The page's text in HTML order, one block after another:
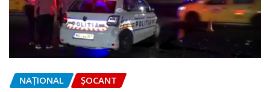
NAŢIONAL ȘOCANT